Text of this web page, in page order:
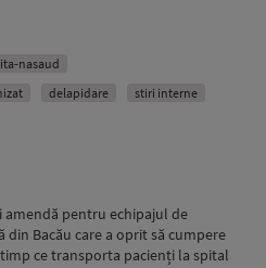
nasaud
delapidare stiri interne
amendă pentru echipajul de
din Bacău care a oprit să cumpere
ce transporta pacienți la spital